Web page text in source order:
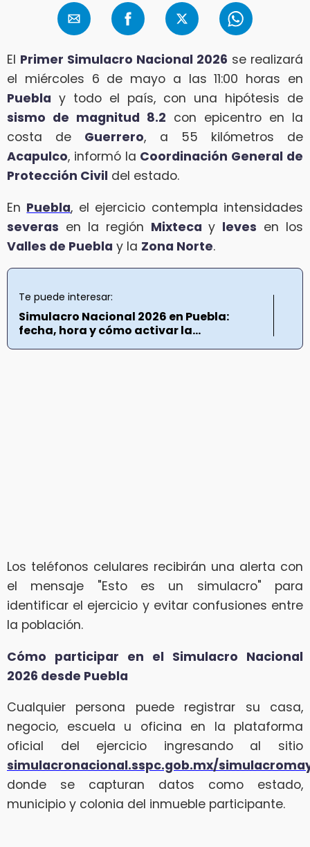
El Primer Simulacro Nacional 2026 se realizará
el miércoles 6 de mayo a las 11:00 horas en
Puebla y todo el país, con una hipótesis de
sismo de magnitud 8.2 con epicentro en la
costa de Guerrero, a 55 kilómetros de
Acapulco, informó la Coordinación General de
Protección Civil del estado.
En Puebla, el ejercicio contempla intensidades
severas en la región Mixteca y leves en los
Valles de Puebla y la Zona Norte.
Te puede interesar:
Simulacro Nacional 2026 en Puebla:
fecha, hora y cómo activar la...
Los teléfonos celulares recibirán una alerta con
el mensaje "Esto es un simulacro" para
identificar el ejercicio y evitar confusiones entre
la población.
Cómo participar en el Simulacro Nacional
2026 desde Puebla
Cualquier persona puede registrar su casa,
negocio, escuela u oficina en la plataforma
oficial del ejercicio ingresando al sitio
simulacronacional.sspc.gob.mx/
donde se capturan datos como estado,
municipio y colonia del inmueble participante.